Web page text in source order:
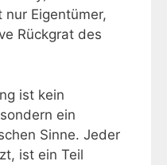
nur Eigentümer,
Rückgrat des
ist kein
ein
Sinne. Jeder
ist ein Teil